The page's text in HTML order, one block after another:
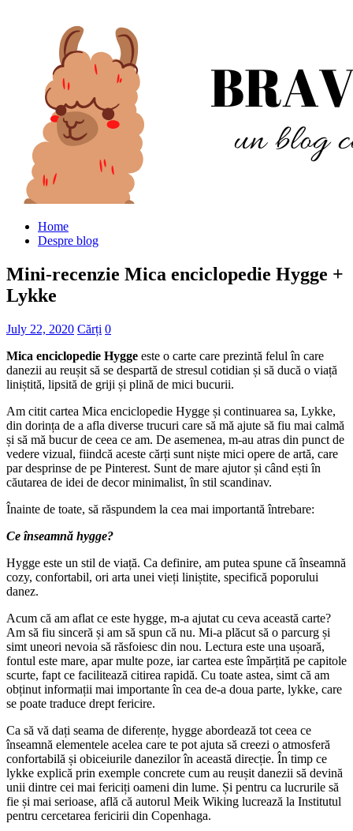
Home
Despre blog
Mini-recenzie Mica enciclopedie Hygge +
Lykke
July 22, 2020 Cărți 0
Mica enciclopedie Hygge este o carte care prezintă felul în care
danezii au reușit să se despartă de stresul cotidian și să ducă o viață
liniștită, lipsită de griji și plină de mici bucurii.
Am citit cartea Mica enciclopedie Hygge și continuarea sa, Lykke,
din dorința de a afla diverse trucuri care să mă ajute să fiu mai calmă
și să mă bucur de ceea ce am. De asemenea, m-au atras din punct de
vedere vizual, fiindcă aceste cărți sunt niște mici opere de artă, care
par desprinse de pe Pinterest. Sunt de mare ajutor și când ești în
căutarea de idei de decor minimalist, în stil scandinav.
Înainte de toate, să răspundem la cea mai importantă întrebare:
Ce înseamnă hygge?
Hygge este un stil de viață. Ca definire, am putea spune că înseamnă
cozy, confortabil, ori arta unei vieți liniștite, specifică poporului
danez.
Acum că am aflat ce este hygge, m-a ajutat cu ceva această carte?
Am să fiu sinceră și am să spun că nu. Mi-a plăcut să o parcurg și
simt uneori nevoia să răsfoiesc din nou. Lectura este una ușoară,
fontul este mare, apar multe poze, iar cartea este împărțită pe capitole
scurte, fapt ce facilitează citirea rapidă. Cu toate astea, simt că am
obținut informații mai importante în cea de-a doua parte, lykke, care
se poate traduce drept fericire.
Ca să vă dați seama de diferențe, hygge abordează tot ceea ce
înseamnă elementele acelea care te pot ajuta să creezi o atmosferă
confortabilă și obiceiurile danezilor în această direcție. În timp ce
lykke explică prin exemple concrete cum au reușit danezii să devină
unii dintre cei mai fericiți oameni din lume. Și pentru ca lucrurile să
fie și mai serioase, află că autorul Meik Wiking lucrează la Institutul
pentru cercetarea fericirii din Copenhaga.